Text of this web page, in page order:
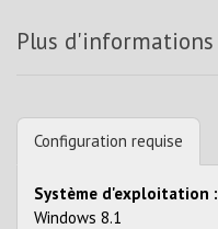
Plus d'informations
Configuration requise
Système d'exploitation :
Windows 8.1